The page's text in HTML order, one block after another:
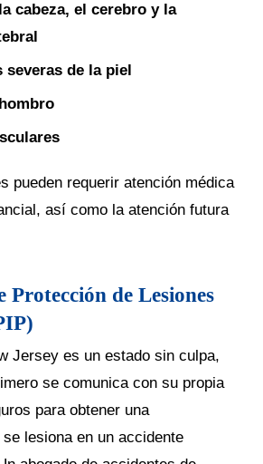
cabeza, el cerebro y la
severas de la piel
pueden requerir atención médica
así como la atención futura
Protección de Lesiones
Jersey es un estado sin culpa,
se comunica con su propia
para obtener una
lesiona en un accidente